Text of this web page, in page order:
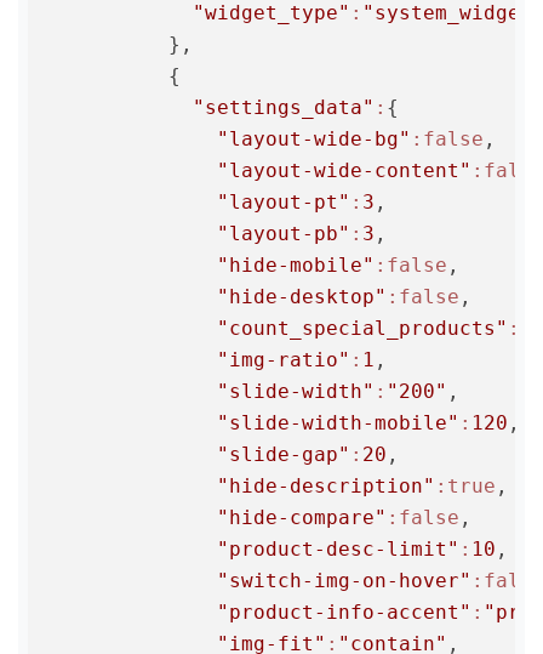
"widget_type" :
          },
          {
"settings_data" : {
"layout-wide-bg" :false ,
"layout-wide-content" :false
"layout-pt" : 3 ,
"layout-pb" : 3 ,
"hide-mobile" :false ,
"hide-desktop" :false ,
"count_special_products" :
"img-ratio" : 1 ,
"slide-width" : "200" ,
"slide-width-mobile" : 120 ,
"slide-gap" : 20 ,
"hide-description" :true ,
"hide-compare" :false ,
"product-desc-limit" : 10 ,
"switch-img-on-hover" :false
"product-info-accent" :
"img-fit" : "contain" ,